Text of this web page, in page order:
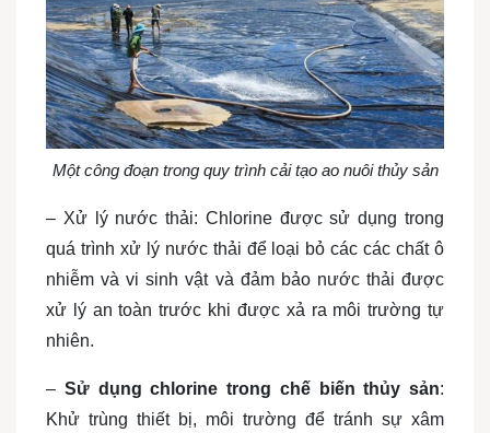
Một công đoạn trong quy trình cải tạo ao nuôi thủy sản
– Xử lý nước thải: Chlorine được sử dụng trong
quá trình xử lý nước thải để loại bỏ các các chất ô
nhiễm và vi sinh vật và đảm bảo nước thải được
xử lý an toàn trước khi được xả ra môi trường tự
nhiên.
– Sử dụng chlorine trong chế biến thủy sản:
Khử trùng thiết bị, môi trường để tránh sự xâm